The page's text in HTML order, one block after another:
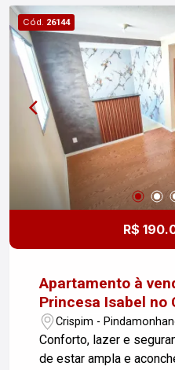
acolhedor. Se você está interessado, entre em
contato para mais
uma visita!
Cód. 26144
R$
Apartamento à
Princesa Isabel no
Pindamonhangaba!
Crispim -
Conforto, lazer e
de estar ampla e